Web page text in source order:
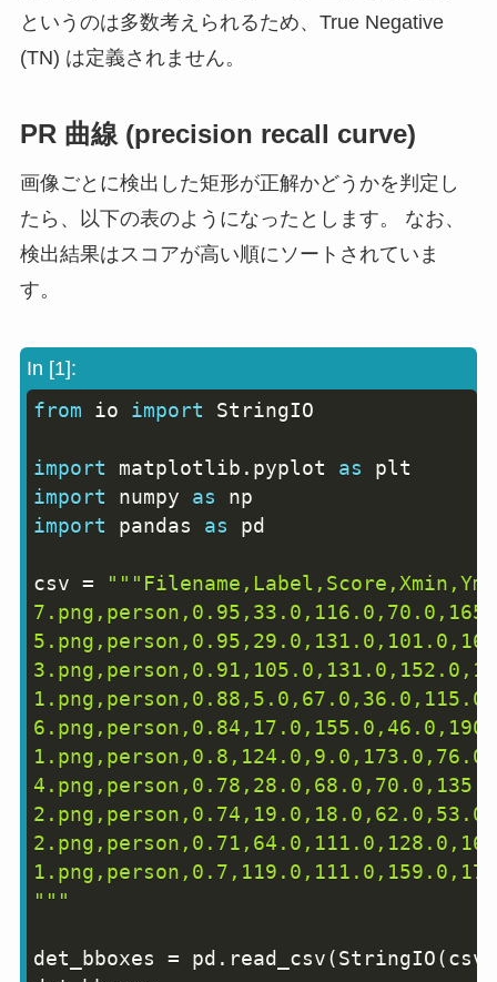
というのは多数考えられるため、True Negative
(TN) は定義されません。
PR 曲線 (precision recall curve)
画像ごとに検出した矩形が正解かどうかを判定し
たら、以下の表のようになったとします。 なお、
検出結果はスコアが高い順にソートされていま
す。
In [1]:
from io import StringIO
import matplotlib . pyplot as
import numpy as
import pandas as pd
csv =
"""
det_bboxes = pd . read_csv(StringIO(csv